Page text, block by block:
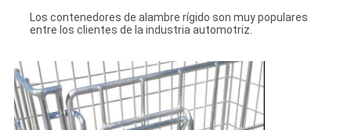
Los contenedores de alambre rígido son muy populares
entre los clientes de la industria automotriz.